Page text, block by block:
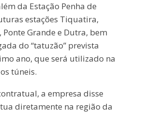
da Estação Penha de
estações Tiquatira,
Ponte Grande e Dutra, bem
do “tatuzão” prevista
ano, que será utilizado na
túneis.
a empresa disse
diretamente na região da